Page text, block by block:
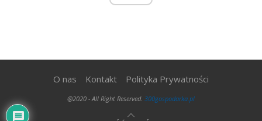
O nas Kontakt Polityka Prywatności
@2020 - All Right Reserved. 300gospodarka.pl